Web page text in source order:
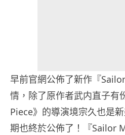
早前官網公佈了新作『
情，除了原作者武内直子有
Piece》的導演境宗久也是
期也終於公佈了！『Sailor